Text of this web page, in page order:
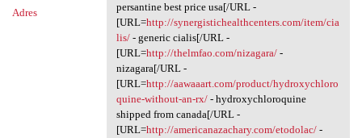
Adres
persantine best price usa[/URL -
[URL=http://synergistichealthcenters.com/item/cia
lis/- generic cialis[/URL -
[URL=http://thelmfao.com/nizagara/-
nizagara[/URL -
[URL=http://aawaaart.com/product/hydroxychloro
quine-without-an-rx/- hydroxychloroquine
shipped from canada[/URL -
[URL=http://americanazachary.com/etodolac/-